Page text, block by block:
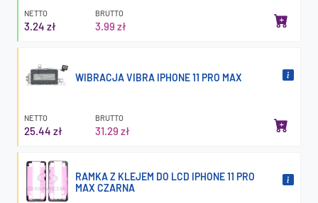
NETTO
3.24 zł
BRUTTO
3.99 zł
WIBRACJA VIBRA IPHONE 11 PRO MAX
NETTO
25.44 zł
BRUTTO
31.29 zł
RAMKA Z KLEJEM DO LCD IPHONE 11 PRO
MAX CZARNA